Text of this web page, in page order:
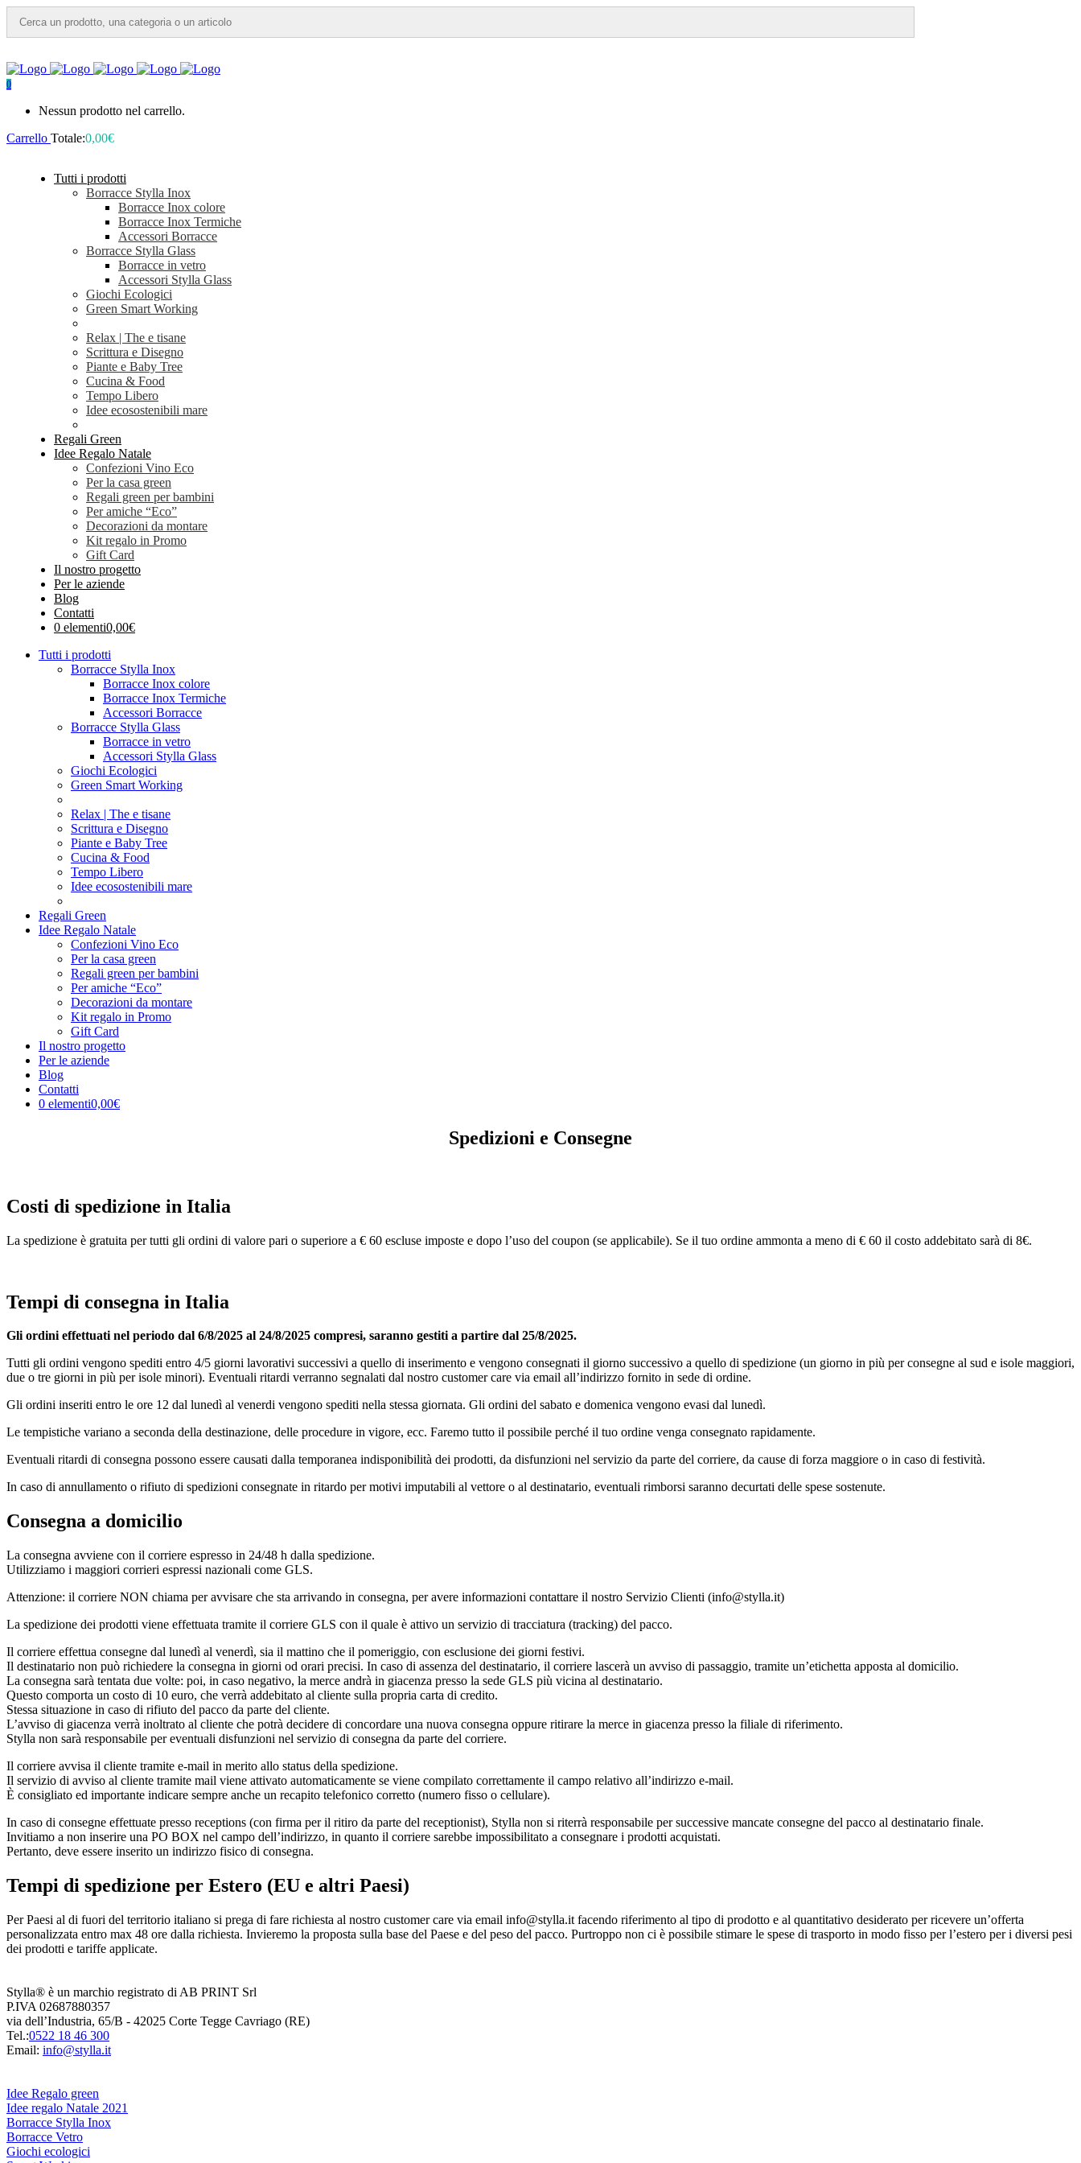
0
Nessun prodotto nel carrello.
Carrello Totale:0,00€
Tutti i prodotti
Borracce Stylla Inox
Borracce Inox colore
Borracce Inox Termiche
Accessori Borracce
Borracce Stylla Glass
Borracce in vetro
Accessori Stylla Glass
Giochi Ecologici
Green Smart Working
Relax | The e tisane
Scrittura e Disegno
Piante e Baby Tree
Cucina & Food
Tempo Libero
Idee ecosostenibili mare
Regali Green
Idee Regalo Natale
Confezioni Vino Eco
Per la casa green
Regali green per bambini
Per amiche “Eco”
Decorazioni da montare
Kit regalo in Promo
Gift Card
Il nostro progetto
Per le aziende
Blog
Contatti
0 elementi0,00€
Tutti i prodotti
Borracce Stylla Inox
Borracce Inox colore
Borracce Inox Termiche
Accessori Borracce
Borracce Stylla Glass
Borracce in vetro
Accessori Stylla Glass
Giochi Ecologici
Green Smart Working
Relax | The e tisane
Scrittura e Disegno
Piante e Baby Tree
Cucina & Food
Tempo Libero
Idee ecosostenibili mare
Regali Green
Idee Regalo Natale
Confezioni Vino Eco
Per la casa green
Regali green per bambini
Per amiche “Eco”
Decorazioni da montare
Kit regalo in Promo
Gift Card
Il nostro progetto
Per le aziende
Blog
Contatti
0 elementi0,00€
Spedizioni e Consegne
Costi di spedizione in Italia
La spedizione è gratuita per tutti gli ordini di valore pari o superiore a € 60 escluse imposte e dopo l’uso del coupon (se applicabile). Se il tuo ordine ammonta a meno di € 60 il costo addebitato sarà di 8€.
Tempi di consegna in Italia
Gli ordini effettuati nel periodo dal 6/8/2025 al 24/8/2025 compresi, saranno gestiti a partire dal 25/8/2025.
Tutti gli ordini vengono spediti entro 4/5 giorni lavorativi successivi a quello di inserimento e vengono consegnati il giorno successivo a quello di spedizione (un giorno in più per consegne al sud e isole maggiori,
due o tre giorni in più per isole minori). Eventuali ritardi verranno segnalati dal nostro customer care via email all’indirizzo fornito in sede di ordine.
Gli ordini inseriti entro le ore 12 dal lunedì al venerdi vengono spediti nella stessa giornata. Gli ordini del sabato e domenica vengono evasi dal lunedì.
Le tempistiche variano a seconda della destinazione, delle procedure in vigore, ecc. Faremo tutto il possibile perché il tuo ordine venga consegnato rapidamente.
Eventuali ritardi di consegna possono essere causati dalla temporanea indisponibilità dei prodotti, da disfunzioni nel servizio da parte del corriere, da cause di forza maggiore o in caso di festività.
In caso di annullamento o rifiuto di spedizioni consegnate in ritardo per motivi imputabili al vettore o al destinatario, eventuali rimborsi saranno decurtati delle spese sostenute.
Consegna a domicilio
La consegna avviene con il corriere espresso in 24/48 h dalla spedizione.
Utilizziamo i maggiori corrieri espressi nazionali come GLS.
Attenzione: il corriere NON chiama per avvisare che sta arrivando in consegna, per avere informazioni contattare il nostro Servizio Clienti (info@stylla.it)
La spedizione dei prodotti viene effettuata tramite il corriere GLS con il quale è attivo un servizio di tracciatura (tracking) del pacco.
Il corriere effettua consegne dal lunedì al venerdì, sia il mattino che il pomeriggio, con esclusione dei giorni festivi.
Il destinatario non può richiedere la consegna in giorni od orari precisi. In caso di assenza del destinatario, il corriere lascerà un avviso di passaggio, tramite un’etichetta apposta al domicilio.
La consegna sarà tentata due volte: poi, in caso negativo, la merce andrà in giacenza presso la sede GLS più vicina al destinatario.
Questo comporta un costo di 10 euro, che verrà addebitato al cliente sulla propria carta di credito.
Stessa situazione in caso di rifiuto del pacco da parte del cliente.
L’avviso di giacenza verrà inoltrato al cliente che potrà decidere di concordare una nuova consegna oppure ritirare la merce in giacenza presso la filiale di riferimento.
Stylla non sarà responsabile per eventuali disfunzioni nel servizio di consegna da parte del corriere.
Il corriere avvisa il cliente tramite e-mail in merito allo status della spedizione.
Il servizio di avviso al cliente tramite mail viene attivato automaticamente se viene compilato correttamente il campo relativo all’indirizzo e-mail.
È consigliato ed importante indicare sempre anche un recapito telefonico corretto (numero fisso o cellulare).
In caso di consegne effettuate presso receptions (con firma per il ritiro da parte del receptionist), Stylla non si riterrà responsabile per successive mancate consegne del pacco al destinatario finale.
Invitiamo a non inserire una PO BOX nel campo dell’indirizzo, in quanto il corriere sarebbe impossibilitato a consegnare i prodotti acquistati.
Pertanto, deve essere inserito un indirizzo fisico di consegna.
Tempi di spedizione per Estero (EU e altri Paesi)
Per Paesi al di fuori del territorio italiano si prega di fare richiesta al nostro customer care via email info@stylla.it facendo riferimento al tipo di prodotto e al quantitativo desiderato per ricevere un’offerta
personalizzata entro max 48 ore dalla richiesta. Invieremo la proposta sulla base del Paese e del peso del pacco. Purtroppo non ci è possibile stimare le spese di trasporto in modo fisso per l’estero per i diversi pesi
dei prodotti e tariffe applicate.
Stylla® è un marchio registrato di AB PRINT Srl
P.IVA 02687880357
via dell’Industria, 65/B - 42025 Corte Tegge Cavriago (RE)
Tel.:0522 18 46 300
Email: info@stylla.it
Idee Regalo green
Idee regalo Natale 2021
Borracce Stylla Inox
Borracce Vetro
Giochi ecologici